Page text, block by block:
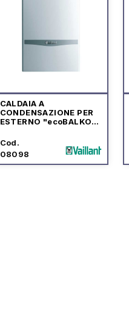
CALDAIA A
CONDENSAZIONE PER
ESTERNO "ecoBALKON
CENTRALINA
"multiMATIC 700"
Cod.
08098